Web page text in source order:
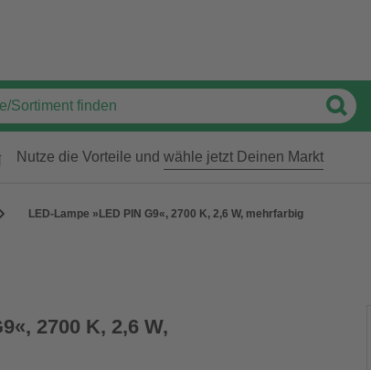
Nutze die Vorteile und wähle jetzt Deinen Markt
LED-Lampe »LED PIN G9«, 2700 K, 2,6 W, mehrfarbig
2700 K, 2,6 W,